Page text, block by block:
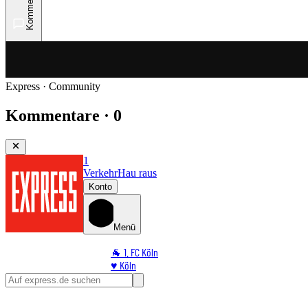
Express · Community
Kommentare · 0
1
VerkehrHau raus
Konto
Menü
🐐 1. FC Köln
♥️ Köln
⭐ Promi